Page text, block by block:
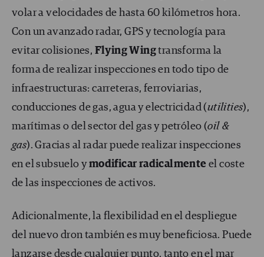
volar a velocidades de hasta 60 kilómetros hora.
Con un avanzado radar, GPS y tecnología para
evitar colisiones, Flying Wingtransforma la
forma de realizar inspecciones en todo tipo de
infraestructuras: carreteras, ferroviarias,
conducciones de gas, agua y electricidad (utilities),
marítimas o del sector del gas y petróleo (oil &
gas). Gracias al radar puede realizar inspecciones
en el subsuelo ymodificar radicalmente el coste
de las inspecciones de activos.
Adicionalmente, la flexibilidad en el despliegue
del nuevo dron también es muy beneficiosa. Puede
lanzarse desde cualquier punto, tanto en el mar